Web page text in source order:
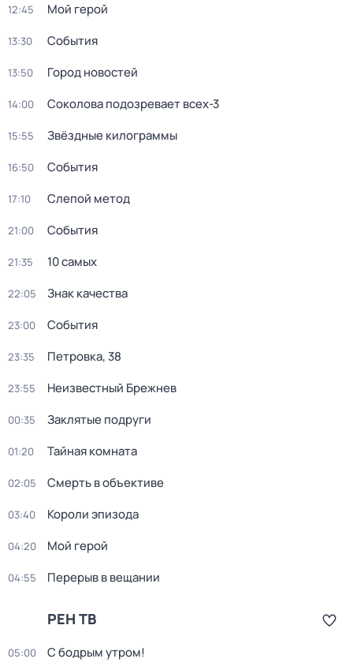
12:45 Мой герой
13:30 События
13:50 Город новостей
14:00 Соколова подозревает всех-3
15:55 Звёздные килограммы
16:50 События
17:10 Слепой метод
21:00 События
21:35 10 самых
22:05 Знак качества
23:00 События
23:35 Петровка, 38
23:55 Неизвестный Брежнев
00:35 Заклятые подруги
01:20 Тайная комната
02:05 Смерть в объективе
03:40 Короли эпизода
04:20 Мой герой
04:55 Перерыв в вещании
РЕН ТВ
05:00 С бодрым утром!